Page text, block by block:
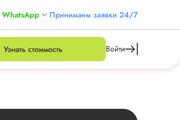
WhatsApp Принимаем заявки 24/7
Узнать стоимость Войти